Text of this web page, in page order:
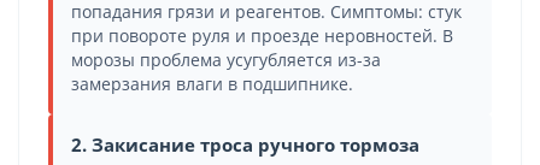
попадания грязи и реагентов. Симптомы: стук
при повороте руля и проезде неровностей. В
морозы проблема усугубляется из-за
замерзания влаги в подшипнике.
2. Закисание троса ручного тормоза